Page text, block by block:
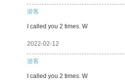
游客
I called you 2 times. W
2022-02-12
游客
I called you 2 times. W